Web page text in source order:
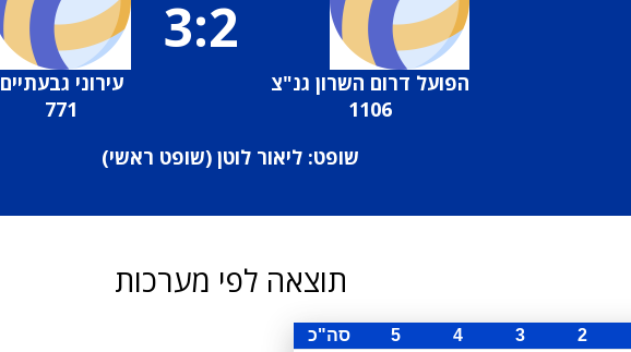
הפועל דרום השרון גנ"צ
1106
3:2
עירוני גבעתיים
771
שופט: ליאור לוטן (שופט ראשי)
תוצאה לפי מערכות
2
3
4
5 סה"כ